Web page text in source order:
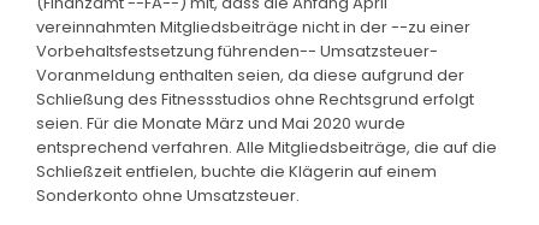
vereinnahmten Mitgliedsbeiträge nicht in der --zu einer
Vorbehaltsfestsetzung führenden-- Umsatzsteuer-
Voranmeldung enthalten seien, da diese aufgrund der
Schließung des Fitnessstudios ohne Rechtsgrund erfolgt
seien. Für die Monate März und Mai 2020 wurde
entsprechend verfahren. Alle Mitgliedsbeiträge, die auf die
Schließzeit entfielen, buchte die Klägerin auf einem
Sonderkonto ohne Umsatzsteuer.